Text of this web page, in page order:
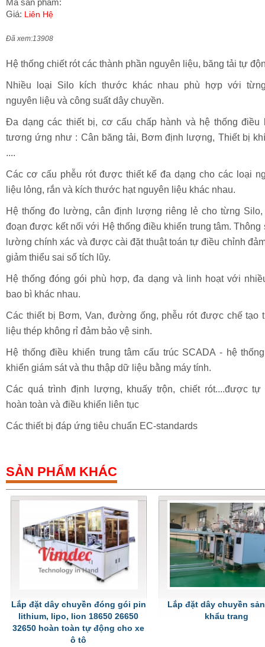
Mã sản phẩm:
Giá: Liên Hệ
Đã xem:13908
Hệ thống chiết rót các thành phần nguyên liệu, băng tải tự
Nhiều loại Silo kích thước khác nhau phù hợp với
nguyên liệu và công suất dây chuyền.
Đa dạng các thiết bị, cơ cấu chấp hành và hệ thống điều
tương ứng như : Cân băng tải, Bơm định lượng, Thiết bị
....
Các cơ cấu phễu rót được thiết kế đa dạng cho các loại
liệu lỏng, rắn và kích thước hạt nguyên liệu khác nhau.
Hệ thống đo lường, cân định lượng riêng lẻ cho từng Silo,
đoạn được kết nối với Hệ thống điều khiển trung tâm. Thông
lường chính xác và được cài đặt thuật toán tự điều chỉnh
giảm thiểu sai số tích lũy.
Hệ thống đóng gói phù hợp, đa dạng và linh hoạt với
bao bì khác nhau.
Các thiết bị Bơm, Van, đường ống, phễu rót được chế tạo
liệu thép không rỉ đảm bảo vệ sinh.
Hệ thống điều khiển trung tâm cấu trúc SCADA - hệ
khiển giám sát và thu thập dữ liệu bằng máy tính.
Các quá trình định lượng, khuấy trộn, chiết rót....được tự
hoàn toàn và điều khiển liên tục
Các thiết bị đáp ứng tiêu chuẩn EC-standards
SẢN PHẨM KHÁC
Lắp đặt dây chuyền đóng gói pin
lithium, lipo, lion 18650 26650
32650 hoàn toàn tự động cho xe
ô tô
Lắp đặt dây chuyền
khẩu trang